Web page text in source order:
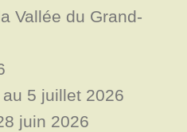
Vallée du Grand-
5 juillet 2026
juin 2026